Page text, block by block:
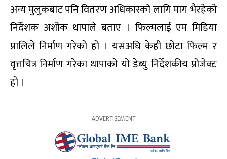
अन्य मुलुकबाट पनि वितरण अधिकारको लागि माग भैरहेको
निर्देशक अशोक थापाले बताए । फिल्मलाई एम मिडिया
प्रालिले निर्माण गरेको हो । यसअघि केही छोटा फिल्म र
वृत्तचित्र निर्माण गरेका थापाको यो डेब्यु निर्देशकीय प्रोजेक्ट
हो ।